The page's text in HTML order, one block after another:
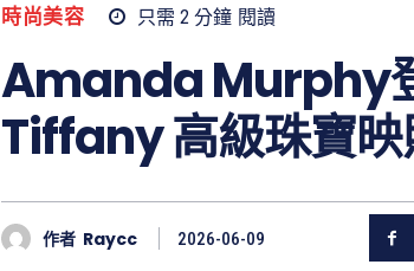
時尚美容 只需 2 分鐘 閱讀
Amanda Murphy
Tiffany 高級珠寶映
作者 Raycc 2026-06-09